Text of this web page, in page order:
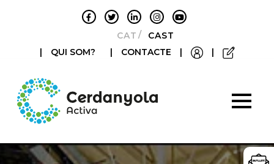
CATALÀCASTELLANO
|
QUI SOM? | CONTACTE | |